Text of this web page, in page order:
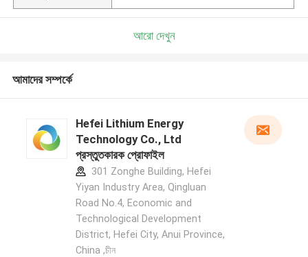
আরো দেখুন
আমাদের সম্পর্কে
Hefei Lithium Energy
Technology Co., Ltd
প্রস্তুতকারক প্রোফাইল
301 Zonghe Building, Hefei
Yiyan Industry Area, Qingluan
Road No.4, Economic and
Technological Development
District, Hefei City, Anui Province,
China ,চীন